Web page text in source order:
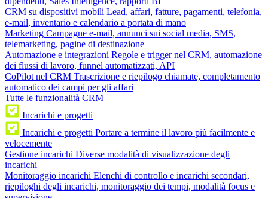
CRM su dispositivi mobili Lead, affari, fatture, pagamenti, telefonia,
e-mail, inventario e calendario a portata di mano
Marketing Campagne e-mail, annunci sui social media, SMS,
telemarketing, pagine di destinazione
Automazione e integrazioni Regole e trigger nel CRM, automazione
dei flussi di lavoro, funnel automatizzati, API
CoPilot nel CRM Trascrizione e riepilogo chiamate, completamento
automatico dei campi per gli affari
Tutte le funzionalità CRM
Incarichi e progetti
Incarichi e progetti Portare a termine il lavoro più facilmente e
velocemente
Gestione incarichi Diverse modalità di visualizzazione degli
incarichi
Monitoraggio incarichi Elenchi di controllo e incarichi secondari,
riepiloghi degli incarichi, monitoraggio dei tempi, modalità focus e